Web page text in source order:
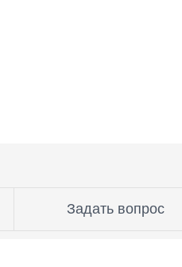
Задать вопрос